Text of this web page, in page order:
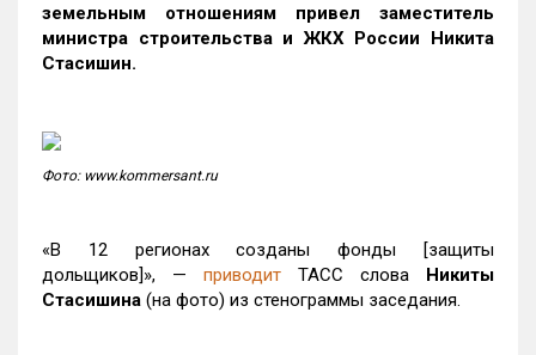
земельным отношениям привел заместитель
министра строительства и ЖКХ России Никита
Стасишин.
Фото: www.kommersant.ru
«В 12 регионах созданы фонды [защиты
дольщиков]», — приводит ТАСС слова Никиты
Стасишина (на фото) из стенограммы заседания.